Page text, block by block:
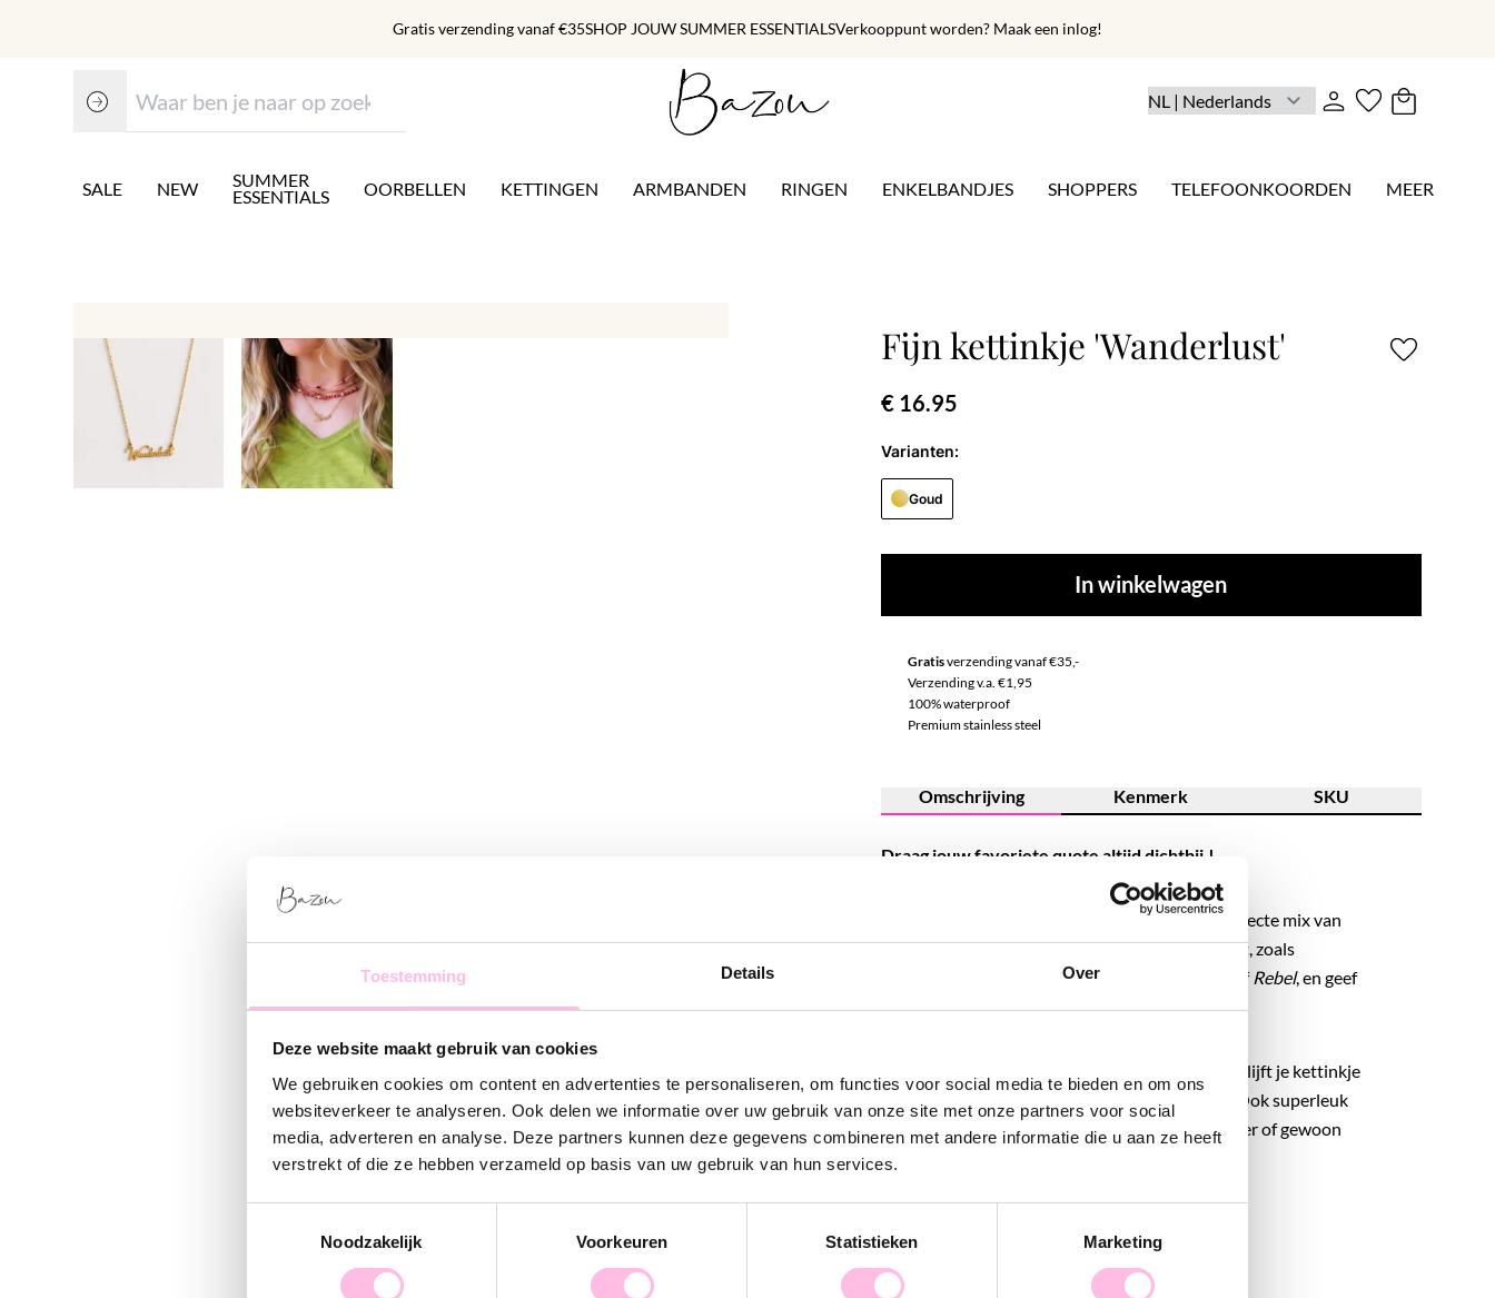
Toestemming Details Over
Deze website maakt gebruik van cookies
We gebruiken cookies om content en advertenties te personaliseren, om functies voor social media te bieden en om ons
websiteverkeer te analyseren. Ook delen we informatie over uw gebruik van onze site met onze partners voor social
media, adverteren en analyse. Deze partners kunnen deze gegevens combineren met andere informatie die u aan ze heeft
verstrekt of die ze hebben verzameld op basis van uw gebruik van hun services.
Noodzakelijk
Voorkeuren Statistieken Marketing
Gratis verzending vanaf €35SHOP JOUW SUMMER ESSENTIALSVerkooppunt worden? Maak een inlog!
SALE NEW SUMMER
ESSENTIALS OORBELLEN KETTINGEN ARMBANDEN RINGEN ENKELBANDJES SHOPPERS TELEFOONKOORDEN MEER
Fijn kettinkje 'Wanderlust'
€ 16.95
Varianten:
Goud
In winkelwagen
Gratisverzending vanaf €35,-
Verzending v.a. €1,95
100% waterproof
Premium stainless steel
Omschrijving Kenmerk SKU
Draag jouw favoriete quote altijd dichtbij.!
Onze stainless steel quote kettinkjes zijn de perfecte mix van
stijl en betekenis. Kies een woord dat bij jou past, zoals
Love,XOXO of Rebel, en geef
jouw outfit een persoonlijke touch.
Dankzij het duurzame stainless steel materiaal blijft je kettinkje
lang mooi en kun je er iedere dag van genieten. Ook superleuk
om cadeau te geven aan een vriendin, zus, moeder of gewoon
aan jezelf.